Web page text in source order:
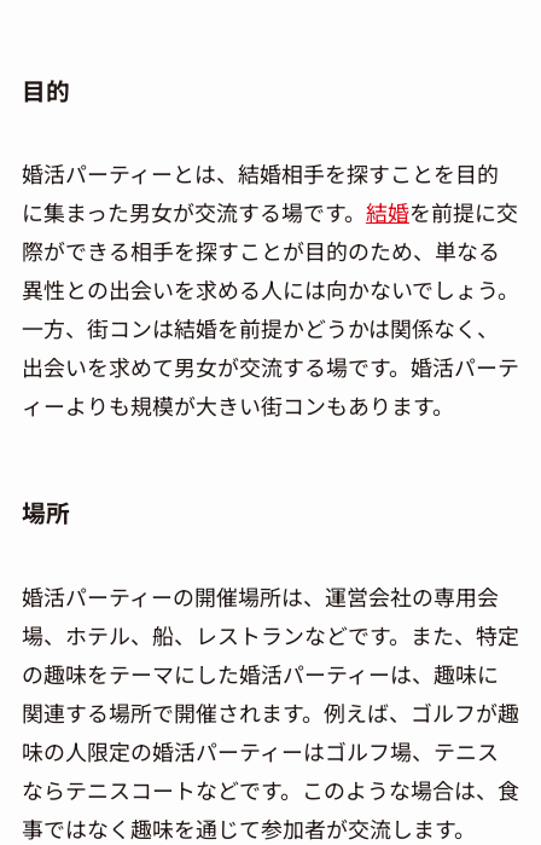
目的
婚活パーティーとは、結婚相手を探すことを目的
に集まった男女が交流する場です。 結婚を前提に交
際ができる相手を探すことが目的のため、単なる
異性との出会いを求める人には向かないでしょう。
一方、街コンは結婚を前提かどうかは関係なく、
出会いを求めて男女が交流する場です。婚活パーテ
ィーよりも規模が大きい街コンもあります。
場所
婚活パーティーの開催場所は、運営会社の専用会
場、ホテル、船、レストランなどです。また、特定
の趣味をテーマにした婚活パーティーは、趣味に
関連する場所で開催されます。例えば、ゴルフが趣
味の人限定の婚活パーティーはゴルフ場、テニス
ならテニスコートなどです。このような場合は、食
事ではなく趣味を通じて参加者が交流します。